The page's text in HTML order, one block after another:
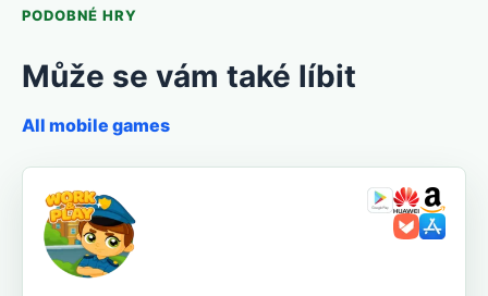
PODOBNÉ HRY
Může se vám také líbit
All mobile games